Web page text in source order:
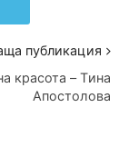
публикация
красота – Тина
Апостолова